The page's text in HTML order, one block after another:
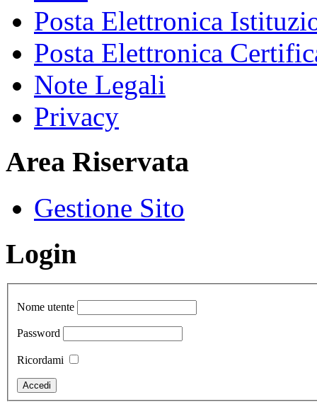
Posta Elettronica
Posta Elettronica
Note Legali
Privacy
Area Riservata
Gestione Sito
Login
Nome utente
Password
Ricordami